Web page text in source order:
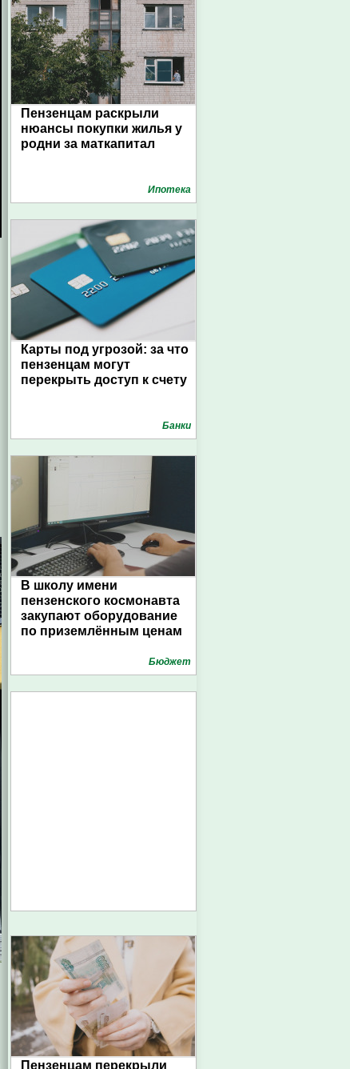
Пензенцам раскрыли
нюансы покупки жилья у
родни за маткапитал
Ипотека
Карты под угрозой: за что
пензенцам могут
перекрыть доступ к счету
Банки
В школу имени
пензенского космонавта
закупают оборудование
по приземлённым ценам
Бюджет
Пензенцам перекрыли